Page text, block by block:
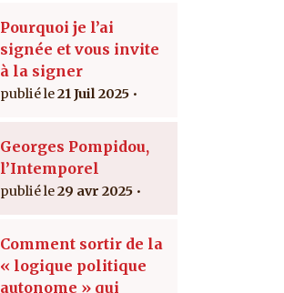
Pourquoi je l’ai
signée et vous invite
à la signer
21 Juil 2025
Georges Pompidou,
l’Intemporel
29 avr 2025
Comment sortir de la
« logique politique
autonome » qui